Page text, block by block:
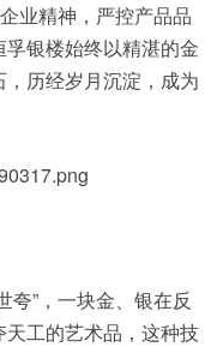
业精神，严控产品品
银楼始终以精湛的金
历经岁月沉淀，成为
夸”，一块金、银在反
工的艺术品，这种技